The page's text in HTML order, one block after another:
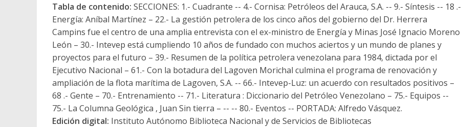
Tabla de contenido: SECCIONES: 1.- Cuadrante -- 4.- Cornisa: Petróleos del Arauca, S.A. -- 9.- Síntesis -- 18 .-
Energía: Aníbal Martínez – 22.- La gestión petrolera de los cinco años del gobierno del Dr. Herrera
Campins fue el centro de una amplia entrevista con el ex-ministro de Energía y Minas José Ignacio Moreno
León – 30.- Intevep está cumpliendo 10 años de fundado con muchos aciertos y un mundo de planes y
proyectos para el futuro – 39.- Resumen de la política petrolera venezolana para 1984, dictada por el
Ejecutivo Nacional – 61.- Con la botadura del Lagoven Morichal culmina el programa de renovación y
ampliación de la flota marítima de Lagoven, S.A. -- 66.- Intevep-Luz: un acuerdo con resultados positivos –
68 .- Gente – 70.- Entrenamiento -- 71.- Literatura : Diccionario del Petróleo Venezolano – 75.- Equipos --
75.- La Columna Geológica , Juan Sin tierra – -- -- 80.- Eventos -- PORTADA: Alfredo Vásquez.
Edición digital: Instituto Autónomo Biblioteca Nacional y de Servicios de Bibliotecas